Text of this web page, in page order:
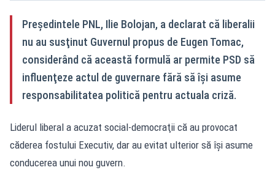
Preşedintele PNL, Ilie Bolojan, a declarat că liberalii
nu au susţinut Guvernul propus de Eugen Tomac,
considerând că această formulă ar permite PSD să
influenţeze actul de guvernare fără să îşi asume
responsabilitatea politică pentru actuala criză.
Liderul liberal a acuzat social-democraţii că au provocat
căderea fostului Executiv, dar au evitat ulterior să îşi asume
conducerea unui nou guvern.